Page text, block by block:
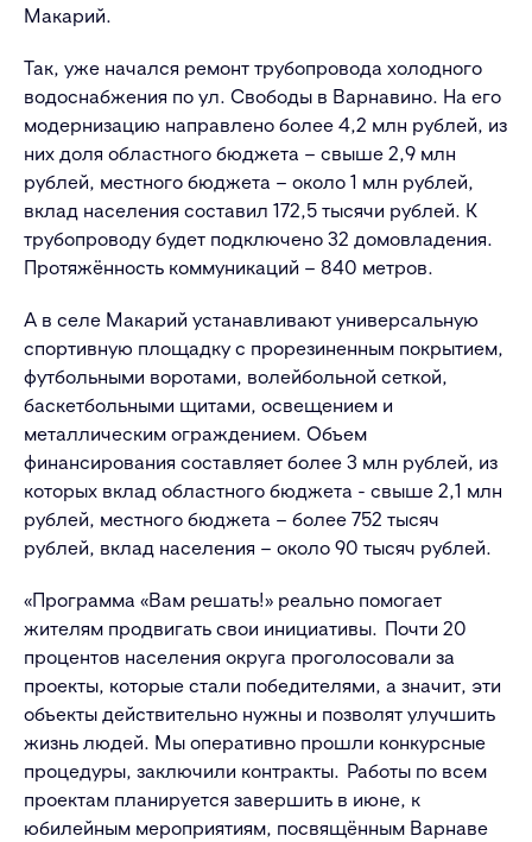
Макарий.
Так, уже начался ремонт трубопровода холодного
водоснабжения по ул. Свободы в Варнавино. На его
модернизацию направлено более 4,2 млн рублей, из
них доля областного бюджета – свыше 2,9 млн
рублей, местного бюджета – около 1 млн рублей,
вклад населения составил 172,5 тысячи рублей. К
трубопроводу будет подключено 32 домовладения.
Протяжённость коммуникаций – 840 метров.
А в селе Макарий устанавливают универсальную
спортивную площадку с прорезиненным покрытием,
футбольными воротами, волейбольной сеткой,
баскетбольными щитами, освещением и
металлическим ограждением. Объем
финансирования составляет более 3 млн рублей, из
которых вклад областного бюджета - свыше 2,1 млн
рублей, местного бюджета – более 752 тысяч
рублей, вклад населения – около 90 тысяч рублей.
«Программа «Вам решать!» реально помогает
жителям продвигать свои инициативы. Почти 20
процентов населения округа проголосовали за
проекты, которые стали победителями, а значит, эти
объекты действительно нужны и позволят улучшить
жизнь людей. Мы оперативно прошли конкурсные
процедуры, заключили контракты. Работы по всем
проектам планируется завершить в июне, к
юбилейным мероприятиям, посвящённым Варнаве